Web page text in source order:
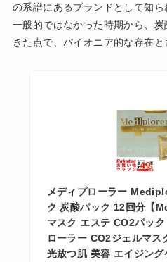
の系譜にあるブランドとして知
一般的ではなかった時期から、
きた点で、パイオニア的な存在と
メディプローラー
ク 炭酸パック 12回分【
マスク エステ CO2パッ
ローラー CO2ジェルマス
光放つ肌 美容 エイジング